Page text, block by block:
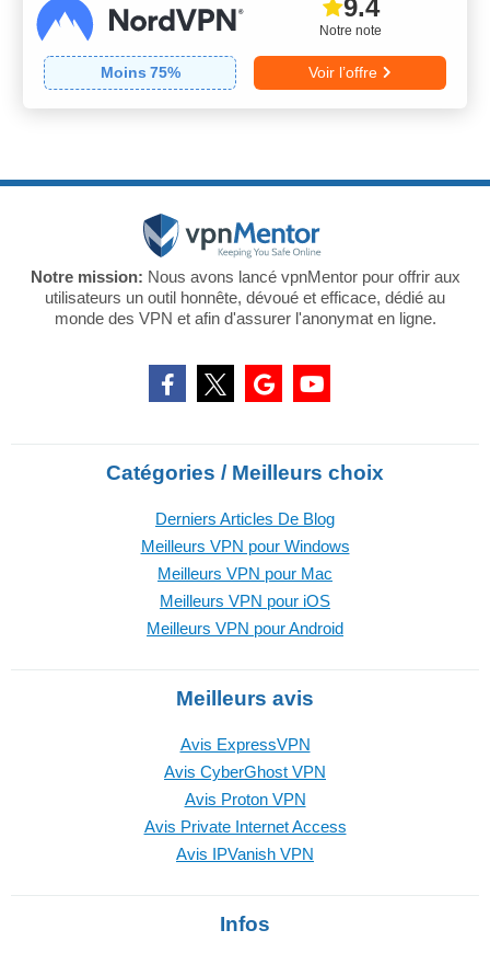
Notre note
9.4
Moins 75% Voir l’offre
Notre mission: Nous avons lancé vpnMentor pour offrir aux
utilisateurs un outil honnête, dévoué et efficace, dédié au
monde des VPN et afin d'assurer l'anonymat en ligne.
Catégories / Meilleurs choix
Derniers Articles De Blog
Meilleurs VPN pour Windows
Meilleurs VPN pour Mac
Meilleurs VPN pour iOS
Meilleurs VPN pour Android
Meilleurs avis
Avis ExpressVPN
Avis CyberGhost VPN
Avis Proton VPN
Avis Private Internet Access
Avis IPVanish VPN
Infos